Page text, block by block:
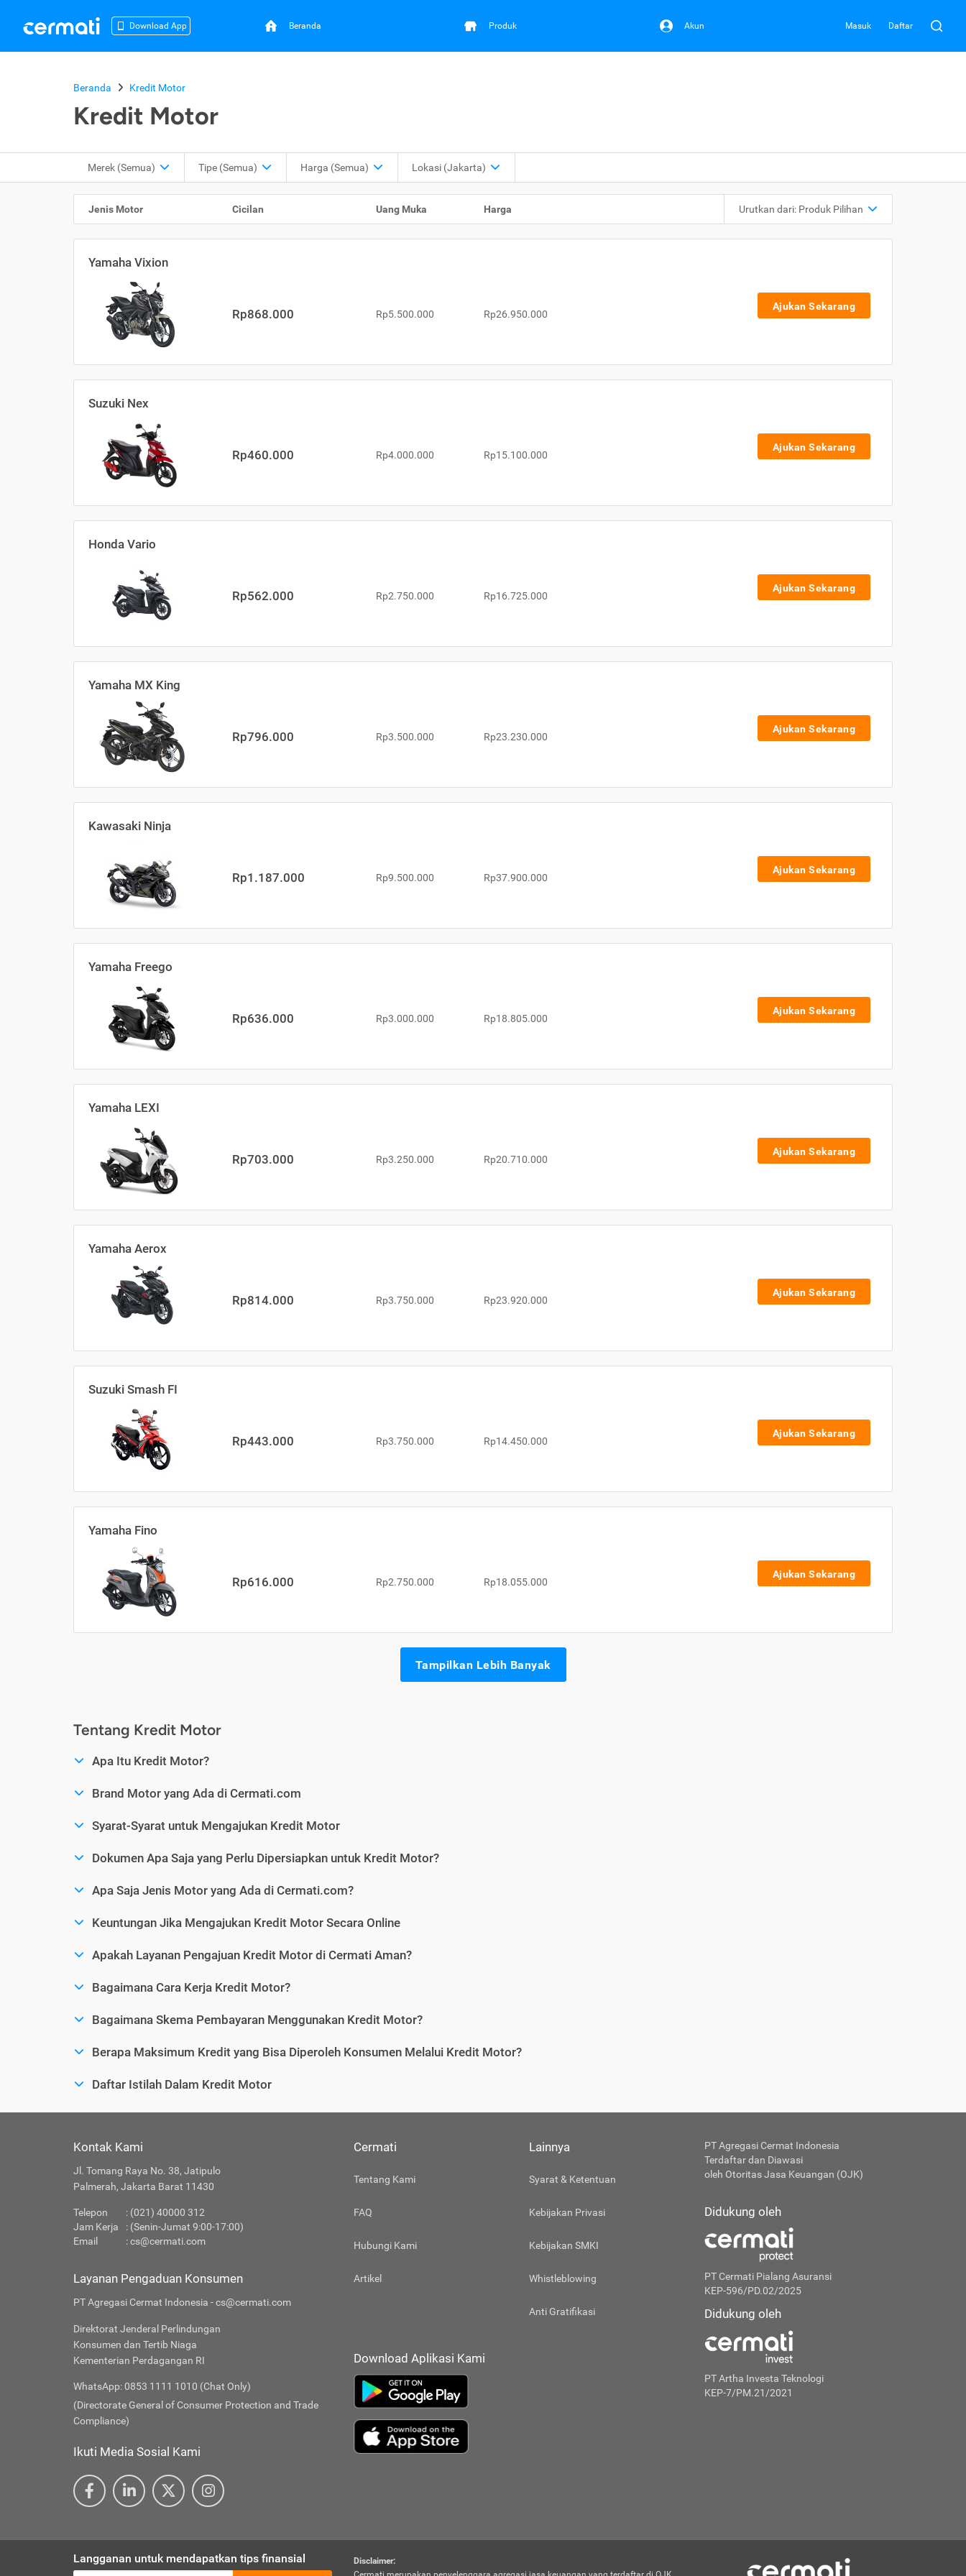
Download App Beranda Produk Akun Masuk Daftar
Beranda Kredit Motor
Kredit Motor
Merek (Semua) Tipe (Semua) Harga (Semua) Lokasi (Jakarta)
Jenis Motor Cicilan Uang Muka Harga Urutkan dari: Produk Pilihan
Yamaha Vixion
Rp868.000 Rp5.500.000 Rp26.950.000
Ajukan Sekarang
Suzuki Nex
Rp460.000 Rp4.000.000 Rp15.100.000
Ajukan Sekarang
Honda Vario
Rp562.000 Rp2.750.000 Rp16.725.000
Ajukan Sekarang
Yamaha MX King
Rp796.000 Rp3.500.000 Rp23.230.000
Ajukan Sekarang
Kawasaki Ninja
Rp1.187.000 Rp9.500.000 Rp37.900.000
Ajukan Sekarang
Yamaha Freego
Rp636.000 Rp3.000.000 Rp18.805.000
Ajukan Sekarang
Yamaha LEXI
Rp703.000 Rp3.250.000 Rp20.710.000
Ajukan Sekarang
Yamaha Aerox
Rp814.000 Rp3.750.000 Rp23.920.000
Ajukan Sekarang
Suzuki Smash FI
Rp443.000 Rp3.750.000 Rp14.450.000
Ajukan Sekarang
Yamaha Fino
Rp616.000 Rp2.750.000 Rp18.055.000
Ajukan Sekarang
Tampilkan Lebih Banyak
Tentang Kredit Motor
Apa Itu Kredit Motor?
Brand Motor yang Ada di Cermati.com
Syarat-Syarat untuk Mengajukan Kredit Motor
Dokumen Apa Saja yang Perlu Dipersiapkan untuk Kredit Motor?
Apa Saja Jenis Motor yang Ada di Cermati.com?
Keuntungan Jika Mengajukan Kredit Motor Secara Online
Apakah Layanan Pengajuan Kredit Motor di Cermati Aman?
Bagaimana Cara Kerja Kredit Motor?
Bagaimana Skema Pembayaran Menggunakan Kredit Motor?
Berapa Maksimum Kredit yang Bisa Diperoleh Konsumen Melalui Kredit Motor?
Daftar Istilah Dalam Kredit Motor
Kontak Kami
Jl. Tomang Raya No. 38, Jatipulo
Palmerah, Jakarta Barat 11430
Telepon
: (021) 40000 312
Jam Kerja
: (Senin-Jumat 9:00-17:00)
Email
:cs@cermati.com
Layanan Pengaduan Konsumen
PT Agregasi Cermat Indonesia - cs@cermati.com
Direktorat Jenderal Perlindungan
Konsumen dan Tertib Niaga
Kementerian Perdagangan RI
WhatsApp: 0853 1111 1010 (Chat Only)
(Directorate General of Consumer Protection and Trade
Compliance)
Ikuti Media Sosial Kami
Cermati
Tentang Kami
FAQ
Hubungi Kami
Artikel
Lainnya
Syarat & Ketentuan
Kebijakan Privasi
Kebijakan SMKI
Whistleblowing
Anti Gratifikasi
Download Aplikasi Kami
PT Agregasi Cermat Indonesia
Terdaftar dan Diawasi
oleh Otoritas Jasa Keuangan (OJK)
Didukung oleh
PT Cermati Pialang Asuransi
KEP-596/PD.02/2025
Didukung oleh
PT Artha Investa Teknologi
KEP-7/PM.21/2021
Langganan untuk mendapatkan tips finansial
Disclaimer: